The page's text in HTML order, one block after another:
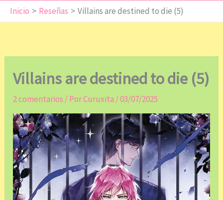
Inicio Reseñas Villains are destined to die (5)
Villains are destined to die (5)
2 comentarios / PorCuruxita /03/07/2025